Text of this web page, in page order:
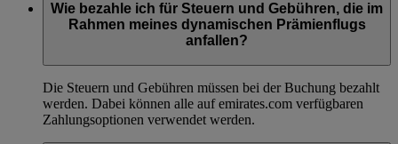
Wie bezahle ich für Steuern und Gebühren, die im
Rahmen meines dynamischen Prämienflugs
anfallen?
Die Steuern und Gebühren müssen bei der Buchung bezahlt
werden. Dabei können alle auf emirates.com verfügbaren
Zahlungsoptionen verwendet werden.